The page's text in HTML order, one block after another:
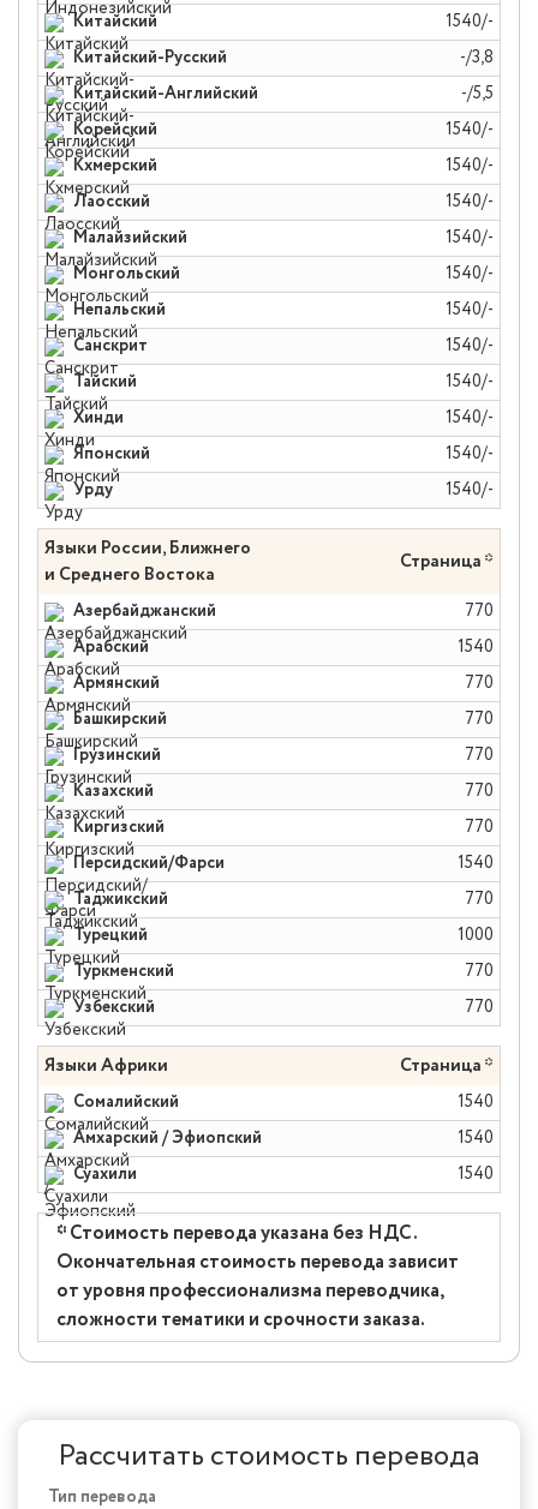
Китайский 1540/-
Китайский-Русский -/3,8
Китайский-Английский -/5,5
Корейский 1540/-
Кхмерский 1540/-
Лаосский 1540/-
Малайзийский 1540/-
Монгольский 1540/-
Непальский 1540/-
Санскрит 1540/-
Тайский 1540/-
Хинди 1540/-
Японский 1540/-
Урду 1540/-
Языки России, Ближнего
и Среднего Востока
Страница *
Азербайджанский 770
Арабский 1540
Армянский 770
Башкирский 770
Грузинский 770
Казахский 770
Киргизский 770
Персидский/Фарси 1540
Таджикский 770
Турецкий 1000
Туркменский 770
Узбекский 770
Языки Африки Страница *
Сомалийский 1540
Амхарский / Эфиопский 1540
Суахили 1540
* Стоимость перевода указана без НДС.
Окончательная стоимость перевода зависит
от уровня профессионализма переводчика,
сложности тематики и срочности заказа.
Рассчитать стоимость перевода
Тип перевода